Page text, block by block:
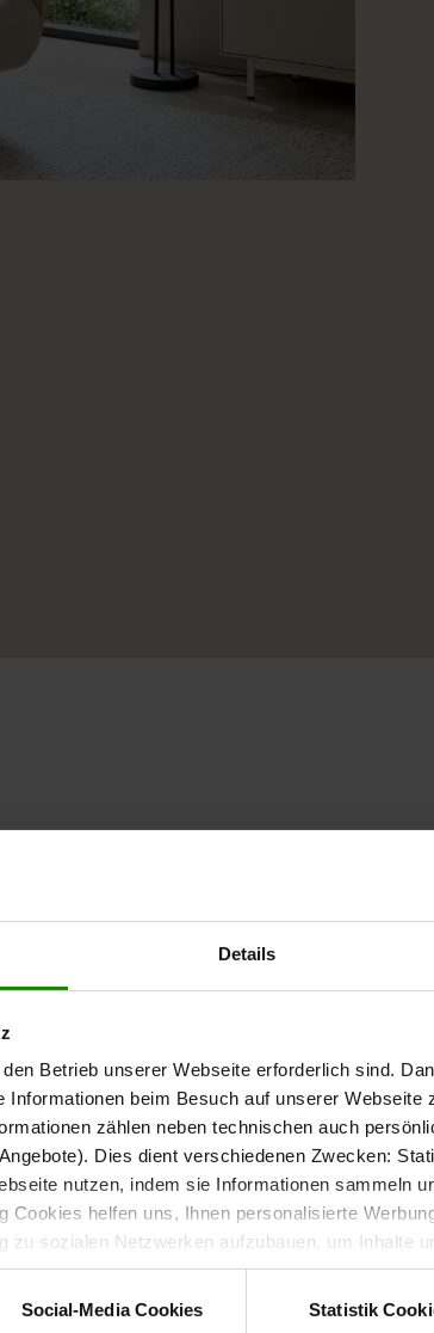
Details
Betrieb unserer Webseite erforderlich sind.
Informationen beim Besuch auf unserer
zählen neben technischen auch
Dies dient verschiedenen Zwecken:
nutzen, indem sie Informationen sammeln
Cookies helfen uns, Ihnen personalisierte
zu sozialen Netzwerken aufzubauen, um Inhalte
welche Kategorien sie neben den
Sie nur notwendige Cookies zulassen wollen, oder
Social-Media Cookies Statistik
am bequemsten ist
Sessel Serie 4545.
in Ecru und einen mattschwarz
Die Rückenlehne lässt sich stufenlos über einen
und Neigung anpassen. So findest du ganz
Tag
Die Rückenlehne besteht aus Kaltschaum
Sitzgefühl.